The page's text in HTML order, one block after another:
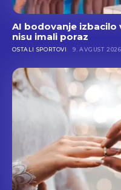
AI bodovanje izbacilo
nisu imali poraz
OSTALI SPORTOVI 9. AVGUST